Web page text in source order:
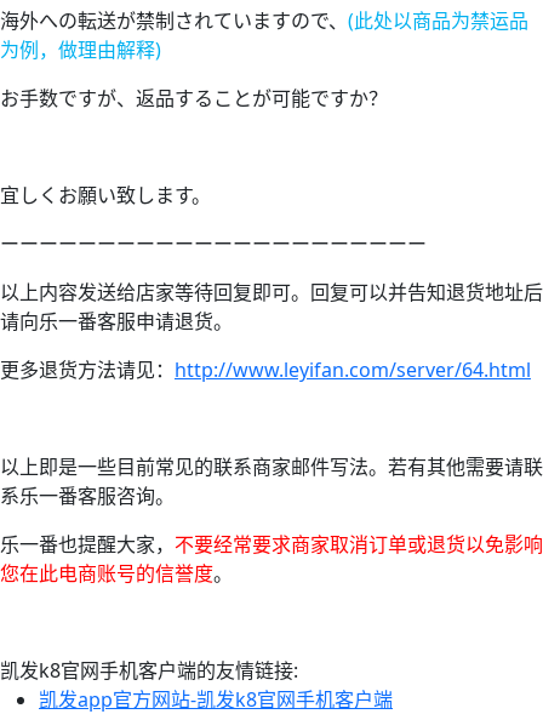
海外への転送が禁制されていますので、 (此处以商品为禁运品
为例，做理由解释)
お手数ですが、返品することが可能ですか？
宜しくお願い致します。
ーーーーーーーーーーーーーーーーーーーーーー
以上内容发送给店家等待回复即可。回复可以并告知退货地址后
请向乐一番客服申请退货。
更多退货方法请见： http://www.leyifan.com/server/64.html
以上即是一些目前常见的联系商家邮件写法。若有其他需要请联
系乐一番客服咨询。
乐一番也提醒大家， 不要经常要求商家取消订单或退货以免影响
您在此电商账号的信誉度。
凯发k8官网手机客户端的友情链接:
凯发app官方网站-凯发k8官网手机客户端